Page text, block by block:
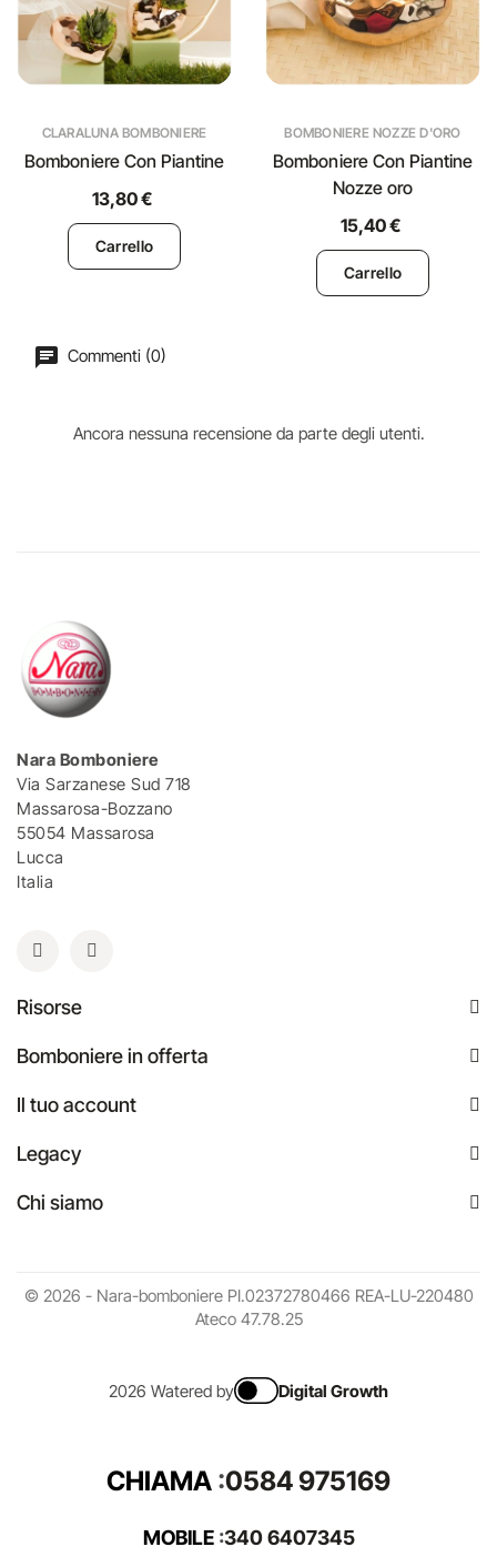
CLARALUNA BOMBONIERE
Bomboniere Con Piantine
13,80 €
Carrello
BOMBONIERE NOZZE D'ORO
Bomboniere Con Piantine
Nozze oro
15,40 €
Carrello
Commenti (0)
Ancora nessuna recensione da parte degli utenti.
Nara Bomboniere
Via Sarzanese Sud 718
Massarosa-Bozzano
55054 Massarosa
Lucca
Italia
Risorse
Bomboniere in offerta
Il tuo account
Legacy
Chi siamo
© 2026 - Nara-bomboniere PI.02372780466 REA-LU-220480
Ateco 47.78.25
2026 Watered by Digital Growth
CHIAMA :0584 975169
MOBILE:340 6407345